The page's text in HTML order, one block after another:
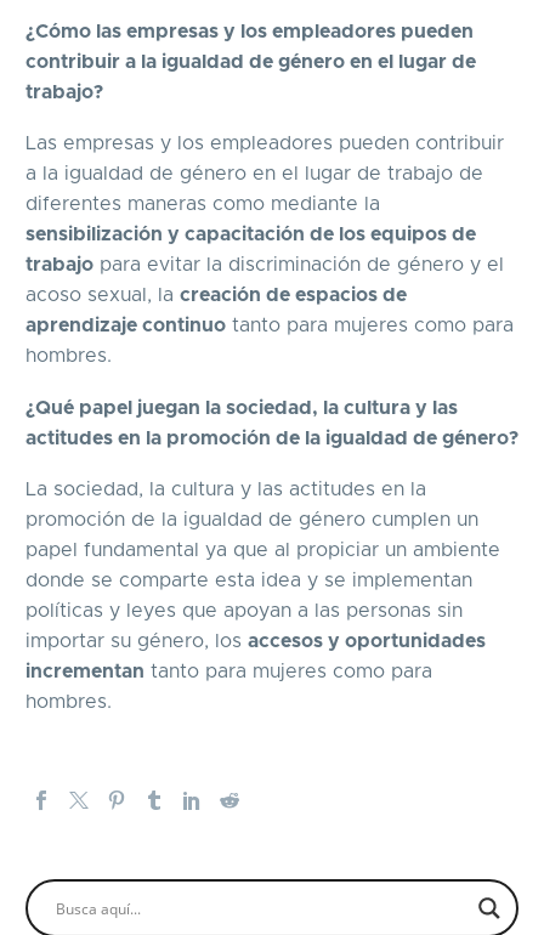
¿Cómo las empresas y los empleadores pueden
contribuir a la igualdad de género en el lugar de
trabajo?
Las empresas y los empleadores pueden contribuir
a la igualdad de género en el lugar de trabajo de
diferentes maneras como mediante la
sensibilización y capacitación de los equipos de
trabajo para evitar la discriminación de género y el
acoso sexual, la creación de espacios de
aprendizaje continuo tanto para mujeres como para
hombres.
¿Qué papel juegan la sociedad, la cultura y las
actitudes en la promoción de la igualdad de género?
La sociedad, la cultura y las actitudes en la
promoción de la igualdad de género cumplen un
papel fundamental ya que al propiciar un ambiente
donde se comparte esta idea y se implementan
políticas y leyes que apoyan a las personas sin
importar su género, los accesos y oportunidades
incrementan tanto para mujeres como para
hombres.